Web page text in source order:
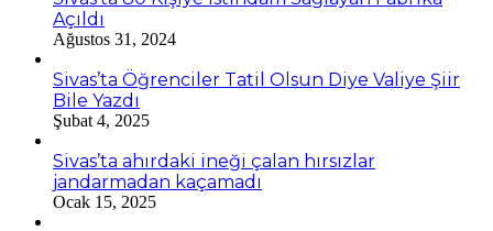
Açıldı
Ağustos 31, 2024
Sivas’ta Öğrenciler Tatil Olsun Diye Valiye Şiir
Bile Yazdı
Şubat 4, 2025
Sivas’ta ahırdaki ineği çalan hırsızlar
jandarmadan kaçamadı
Ocak 15, 2025